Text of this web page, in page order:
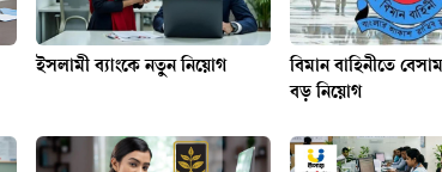
ইসলামী ব্যাংকে নতুন নিয়োগ
বিমান বাহিনীতে
বড় নিয়োগ